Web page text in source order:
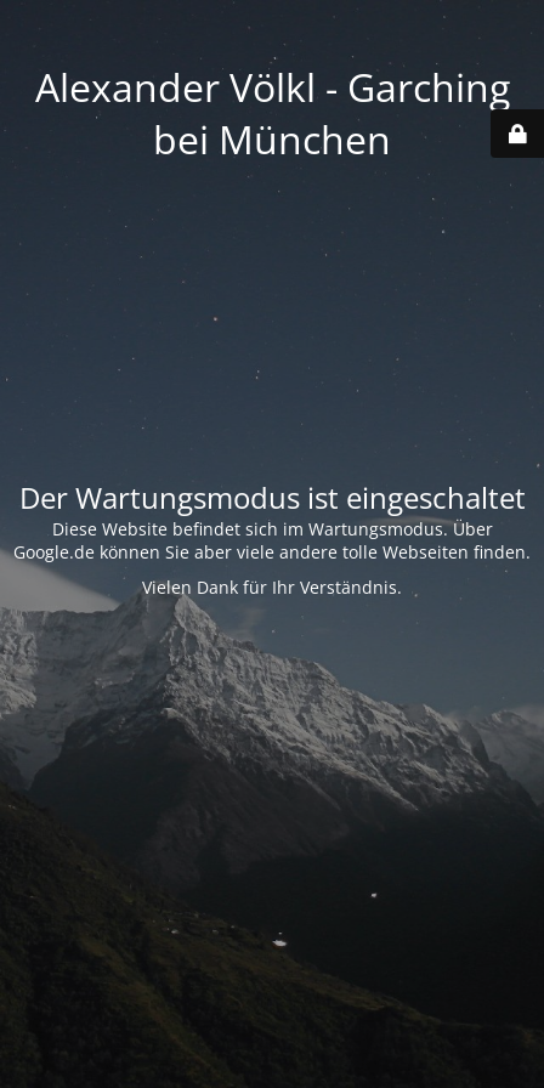
Alexander Völkl - Garching
bei München
Der Wartungsmodus ist eingeschaltet
Diese Website befindet sich im Wartungsmodus. Über
Google.de können Sie aber viele andere tolle Webseiten finden.
Vielen Dank für Ihr Verständnis.